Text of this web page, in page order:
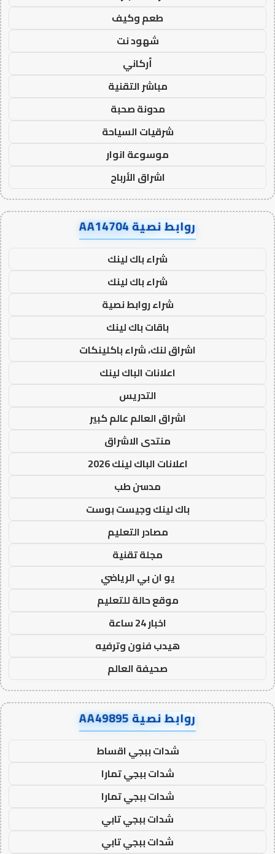
طعم وكيف
شهود نت
أركاني
مباشر التقنية
مدونة صحبة
شرقيات السياحة
موسوعة انوار
اشراق الأرباح
روابط نصية AA14704
شراء باك لينك
شراء باك لينك
شراء روابط نصية
باقات باك لينك
اشراق لنك، شراء باكلينكات
اعلانات الباك لينك
التدريس
اشراق العالم عالم كبير
منتدى الاشراق
اعلانات الباك لينك 2026
مدسن طب
باك لينك وجيست بوست
مصادر التعليم
مجلة تقنية
يو ان بي الرياضي
موقع حالة للتعليم
اخبار 24 ساعة
هيدب فنون وترفيه
صحيفة العالم
روابط نصية AA49895
شدات ببجي اقساط
شدات ببجي تمارا
شدات ببجي تمارا
شدات ببجي تابي
شدات ببجي تابي